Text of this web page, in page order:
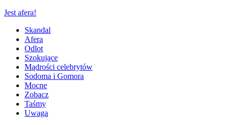
Jest afera!
Skandal
Afera
Odlot
Szokujące
Mądrości celebrytów
Sodoma i Gomora
Mocne
Zobacz
Taśmy
Uwaga